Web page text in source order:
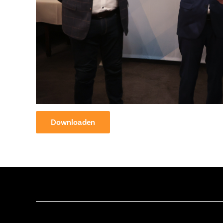
Downloaden